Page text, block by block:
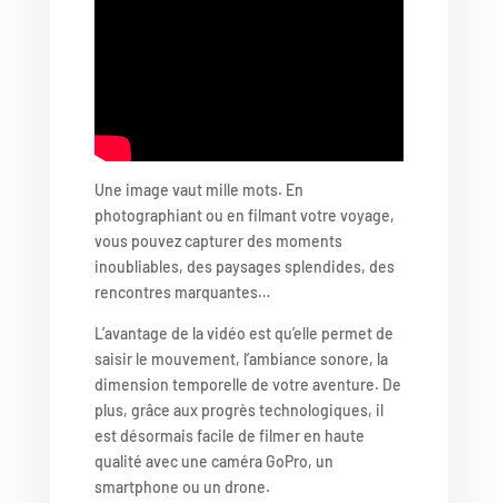
Une image vaut mille mots. En
photographiant ou en filmant votre voyage,
vous pouvez capturer des moments
inoubliables, des paysages splendides, des
rencontres marquantes…
L’avantage de la vidéo est qu’elle permet de
saisir le mouvement, l’ambiance sonore, la
dimension temporelle de votre aventure. De
plus, grâce aux progrès technologiques, il
est désormais facile de filmer en haute
qualité avec une caméra GoPro, un
smartphone ou un drone.